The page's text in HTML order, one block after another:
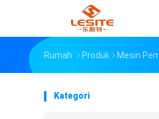
Rumah Produk Mesin
Kategori